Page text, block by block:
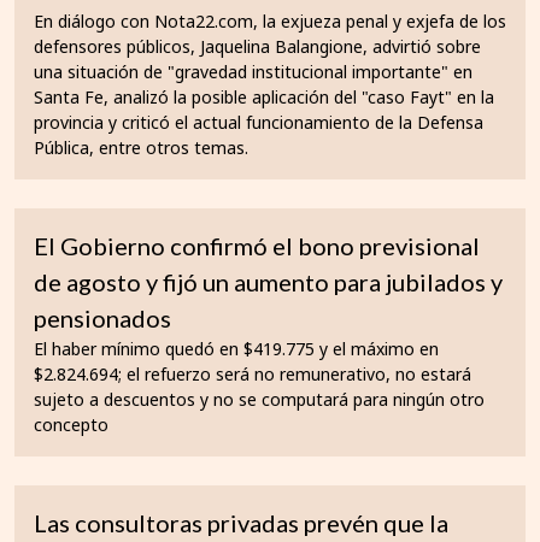
En diálogo con Nota22.com, la exjueza penal y exjefa de los
defensores públicos, Jaquelina Balangione, advirtió sobre
una situación de "gravedad institucional importante" en
Santa Fe, analizó la posible aplicación del "caso Fayt" en la
provincia y criticó el actual funcionamiento de la Defensa
Pública, entre otros temas.
El Gobierno confirmó el bono previsional
de agosto y fijó un aumento para jubilados y
pensionados
El haber mínimo quedó en $419.775 y el máximo en
$2.824.694; el refuerzo será no remunerativo, no estará
sujeto a descuentos y no se computará para ningún otro
concepto
Las consultoras privadas prevén que la